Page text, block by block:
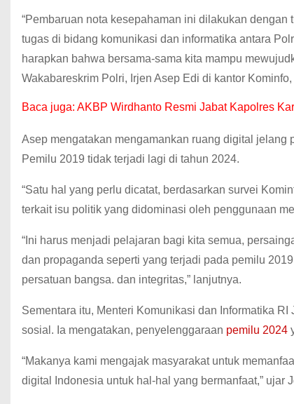
“Pembaruan nota kesepahaman ini dilakukan
tugas di bidang komunikasi dan informatika antara
harapkan bahwa bersama-sama kita mampu
Wakabareskrim Polri, Irjen Asep Edi di kantor
Baca juga: AKBP Wirdhanto Resmi Jabat Kapolres
Asep mengatakan mengamankan ruang digital
Pemilu 2019 tidak terjadi lagi di tahun 2024.
“Satu hal yang perlu dicatat, berdasarkan survei
terkait isu politik yang didominasi oleh penggunaan
“Ini harus menjadi pelajaran bagi kita semua,
dan propaganda seperti yang terjadi pada pemilu
persatuan bangsa. dan integritas,” lanjutnya.
Sementara itu, Menteri Komunikasi dan Informatika
sosial. Ia mengatakan, penyelenggaraan pemilu 2024
“Makanya kami mengajak masyarakat untuk
digital Indonesia untuk hal-hal yang bermanfaat,” ujar